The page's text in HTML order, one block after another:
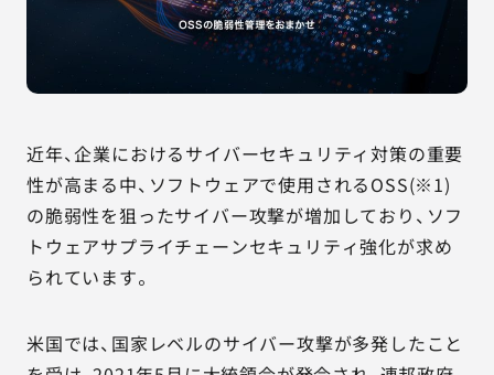
近年、企業におけるサイバーセキュリティ対策の重要
性が高まる中、ソフトウェアで使用されるOSS(※1)
の脆弱性を狙ったサイバー攻撃が増加しており、ソフ
トウェアサプライチェーンセキュリティ強化が求め
られています。
米国では、国家レベルのサイバー攻撃が多発したこと